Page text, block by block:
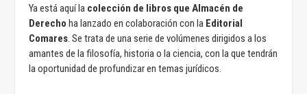
Ya está aquí la colección de libros que Almacén de
Derecho ha lanzado en colaboración con la Editorial
Comares. Se trata de una serie de volúmenes dirigidos a los
amantes de la filosofía, historia o la ciencia, con la que tendrán
la oportunidad de profundizar en temas jurídicos.